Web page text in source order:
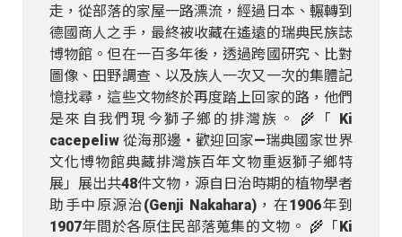
走，從部落的家屋一路漂流，經過日本、輾轉到
德國商人之手，最終被收藏在遙遠的瑞典民族誌
博物館。但在一百多年後，透過跨國研究、比對
圖像、田野調查、以及族人一次又一次的集體記
憶找尋，這些文物終於再度踏上回家的路，他們
是來自我們現今獅子鄉的排灣族。 🌾「 Ki
cacepeliw 從海那邊‧歡迎回家—瑞典國家世界
文化博物館典藏排灣族百年文物重返獅子鄉特
展」展出共48件文物，源自日治時期的植物學者
助手中原源治(Genji Nakahara)，在1906年到
1907年間於各原住民部落蒐集的文物。 🌾「Ki